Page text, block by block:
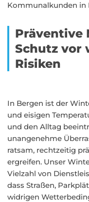
Kommunalkunden in
Präventive
Schutz vor
Risiken
In Bergen ist der
und eisigen
und den Alltag
unangenehme
ratsam, rechtzeitig
ergreifen. Unser
Vielzahl von
dass Straßen,
widrigen